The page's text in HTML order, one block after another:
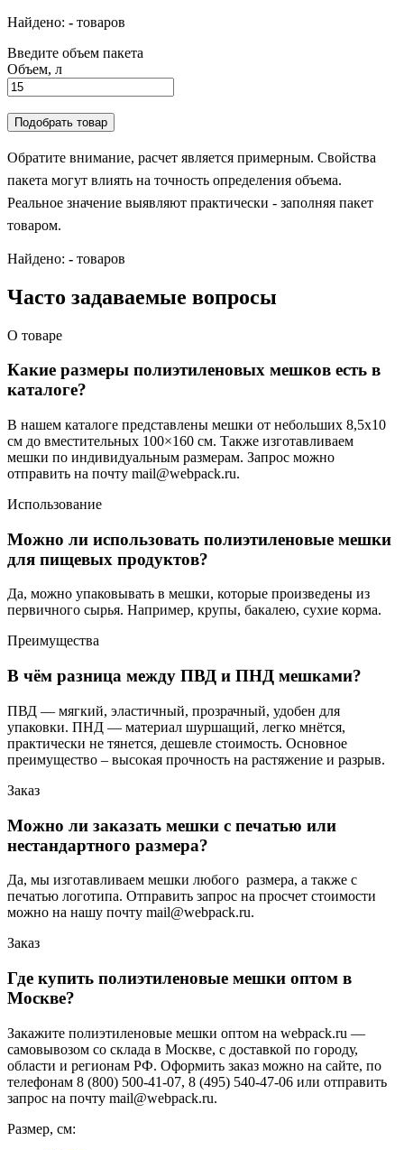
Найдено: - товаров
Введите объем пакета
Объем, л
Подобрать товар
Обратите внимание, расчет является примерным. Свойства
пакета могут влиять на точность определения объема.
Реальное значение выявляют практически - заполняя пакет
товаром.
Найдено: - товаров
Часто задаваемые вопросы
О товаре
Какие размеры полиэтиленовых мешков есть в
каталоге?
В нашем каталоге представлены мешки от небольших 8,5х10
см до вместительных 100×160 см. Также изготавливаем
мешки по индивидуальным размерам. Запрос можно
отправить на почту mail@webpack.ru.
Использование
Можно ли использовать полиэтиленовые мешки
для пищевых продуктов?
Да, можно упаковывать в мешки, которые произведены из
первичного сырья. Например, крупы, бакалею, сухие корма.
Преимущества
В чём разница между ПВД и ПНД мешками?
ПВД — мягкий, эластичный, прозрачный, удобен для
упаковки. ПНД — материал шуршащий, легко мнётся,
практически не тянется, дешевле стоимость. Основное
преимущество – высокая прочность на растяжение и разрыв.
Заказ
Можно ли заказать мешки с печатью или
нестандартного размера?
Да, мы изготавливаем мешки любого размера, а также с
печатью логотипа. Отправить запрос на просчет стоимости
можно на нашу почту mail@webpack.ru.
Заказ
Где купить полиэтиленовые мешки оптом в
Москве?
Закажите полиэтиленовые мешки оптом на webpack.ru —
самовывозом со склада в Москве, с доставкой по городу,
области и регионам РФ. Оформить заказ можно на сайте, по
телефонам 8 (800) 500-41-07, 8 (495) 540-47-06 или отправить
запрос на почту mail@webpack.ru.
Размер, см: